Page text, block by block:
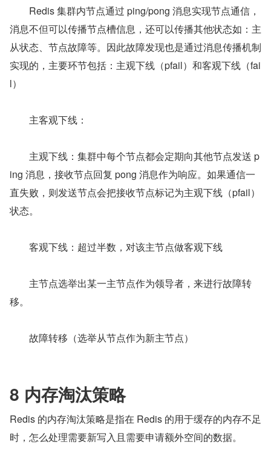
Redis 集群内节点通过 ping/pong 消息实现节点通信，
消息不但可以传播节点槽信息，还可以传播其他状态如：主
从状态、节点故障等。因此故障发现也是通过消息传播机制
实现的，主要环节包括：主观下线（pfail）和客观下线（fai
l）
主客观下线：
主观下线：集群中每个节点都会定期向其他节点发送 p
ing 消息，接收节点回复 pong 消息作为响应。如果通信一
直失败，则发送节点会把接收节点标记为主观下线（pfail）
状态。
客观下线：超过半数，对该主节点做客观下线
主节点选举出某一主节点作为领导者，来进行故障转
移。
故障转移（选举从节点作为新主节点）
8 内存淘汰策略
Redis 的内存淘汰策略是指在 Redis 的用于缓存的内存不足
时，怎么处理需要新写入且需要申请额外空间的数据。